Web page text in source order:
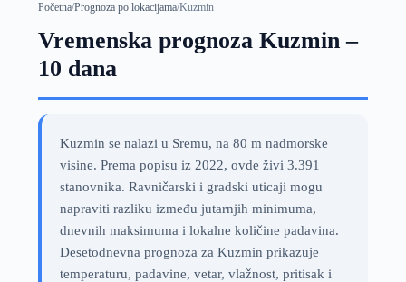
Početna/Prognoza po lokacijama/Kuzmin
Vremenska prognoza Kuzmin –
10 dana
Kuzmin se nalazi u Sremu, na 80 m nadmorske
visine. Prema popisu iz 2022, ovde živi 3.391
stanovnika. Ravničarski i gradski uticaji mogu
napraviti razliku između jutarnjih minimuma,
dnevnih maksimuma i lokalne količine padavina.
Desetodnevna prognoza za Kuzmin prikazuje
temperaturu, padavine, vetar, vlažnost, pritisak i